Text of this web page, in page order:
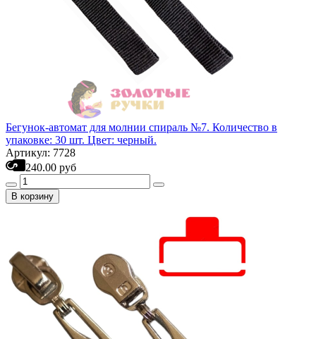
Бегунок-автомат для молнии спираль №7. Количество в
упаковке: 30 шт. Цвет: черный.
Артикул: 7728
240.00 руб
В корзину